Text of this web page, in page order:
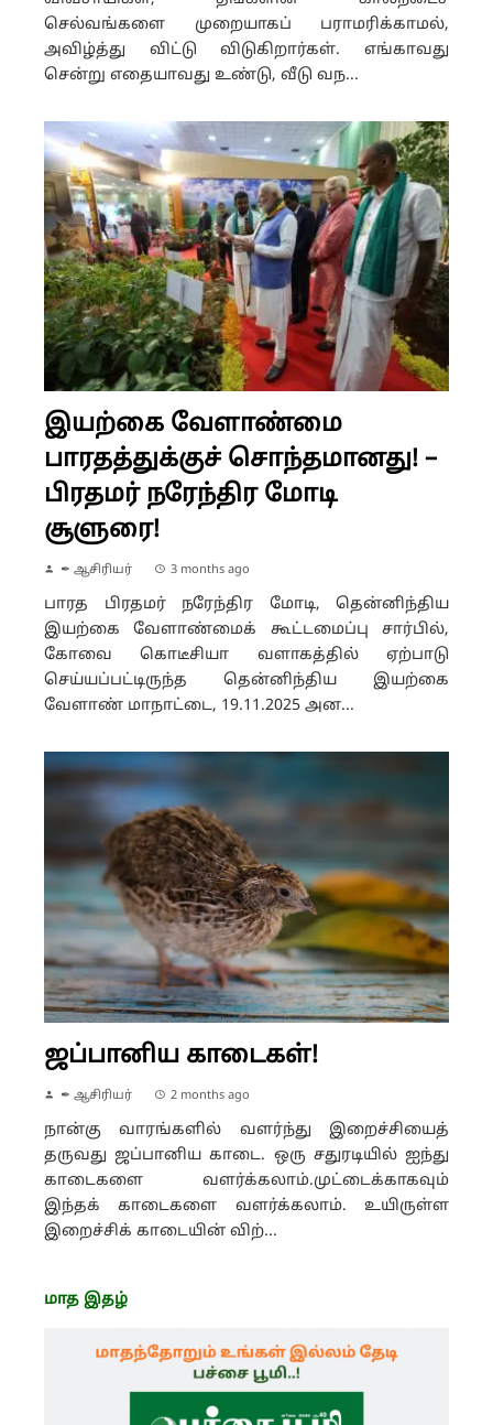
செல்வங்களை முறையாகப் பராமரிக்காமல்,
அவிழ்த்து விட்டு விடுகிறார்கள். எங்காவது
சென்று எதையாவது உண்டு, வீடு வந...
இயற்கை வேளாண்மை
பாரதத்துக்குச் சொந்தமானது! –
பிரதமர் நரேந்திர மோடி
சூளுரை!
✒ ஆசிரியர் 3 months ago
பாரத பிரதமர் நரேந்திர மோடி, தென்னிந்திய
இயற்கை வேளாண்மைக் கூட்டமைப்பு சார்பில்,
கோவை கொடீசியா வளாகத்தில் ஏற்பாடு
செய்யப்பட்டிருந்த தென்னிந்திய இயற்கை
வேளாண் மாநாட்டை, 19.11.2025 அன...
ஜப்பானிய காடைகள்!
✒ ஆசிரியர் 2 months ago
நான்கு வாரங்களில் வளர்ந்து இறைச்சியைத்
தருவது ஜப்பானிய காடை. ஒரு சதுரடியில் ஐந்து
காடைகளை வளர்க்கலாம்.முட்டைக்காகவும்
இந்தக் காடைகளை வளர்க்கலாம். உயிருள்ள
இறைச்சிக் காடையின் விற்...
மாத இதழ்